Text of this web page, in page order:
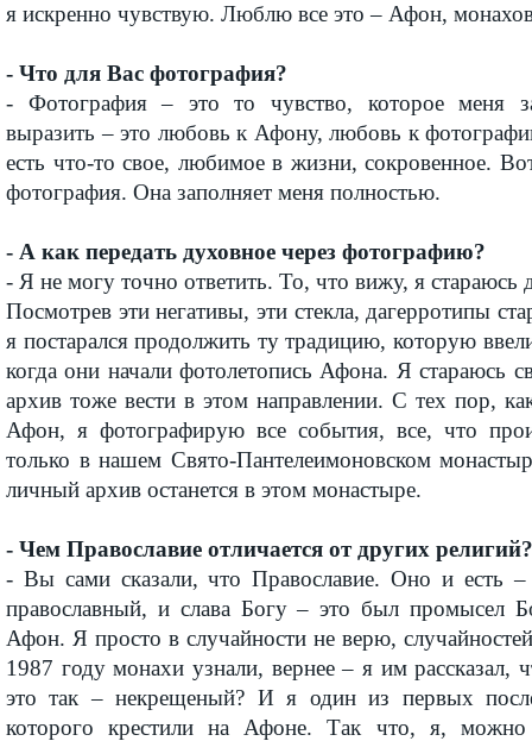
я искренно чувствую. Люблю все это – Афон,
- Что для Вас фотография?
- Фотография – это то чувство, которое меня
выразить – это любовь к Афону, любовь к
есть что-то свое, любимое в жизни, сокровенное.
фотография. Она заполняет меня полностью.
- А как передать духовное через фотографию?
- Я не могу точно ответить. То, что вижу, я стараюсь
Посмотрев эти негативы, эти стекла, дагерротипы
я постарался продолжить ту традицию, которую
когда они начали фотолетопись Афона. Я стараюсь
архив тоже вести в этом направлении. С тех пор,
Афон, я фотографирую все события, все, что
только в нашем Свято-Пантелеимоновском
личный архив останется в этом монастыре.
- Чем Православие отличается от других религий?
- Вы сами сказали, что Православие. Оно и есть
православный, и слава Богу – это был промысел
Афон. Я просто в случайности не верю,
1987 году монахи узнали, вернее – я им рассказал,
это так – некрещеный? И я один из первых
которого крестили на Афоне. Так что, я, можно